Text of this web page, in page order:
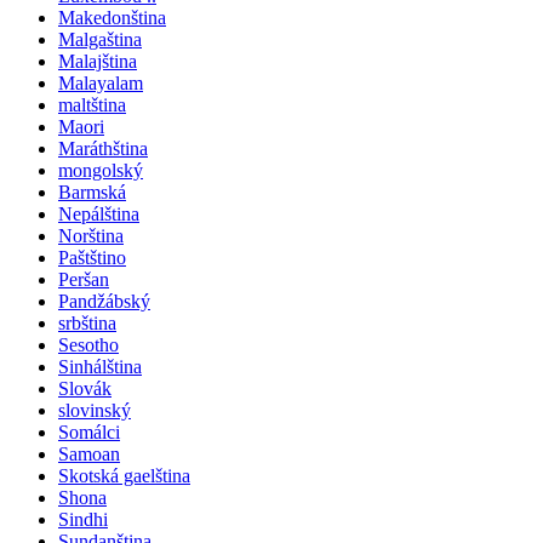
Makedonština
Malgaština
Malajština
Malayalam
maltština
Maori
Maráthština
mongolský
Barmská
Nepálština
Norština
Paštštino
Peršan
Pandžábský
srbština
Sesotho
Sinhálština
Slovák
slovinský
Somálci
Samoan
Skotská gaelština
Shona
Sindhi